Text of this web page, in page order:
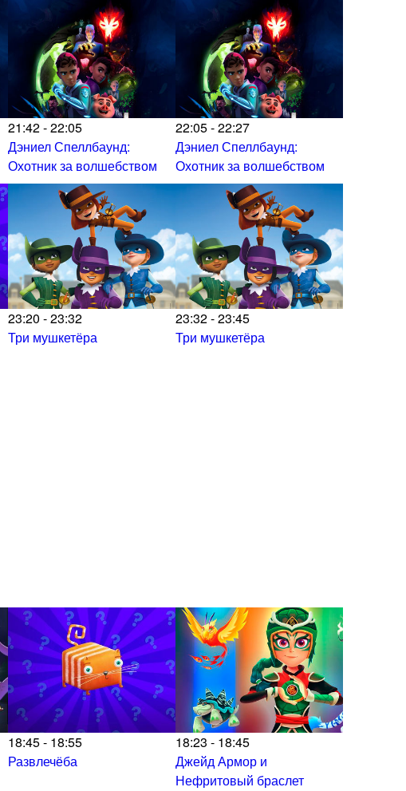
21:42 - 22:05
Дэниел Спеллбаунд:
Охотник за волшебством
22:05 - 22:27
Дэниел Спеллбаунд:
Охотник за волшебством
23:20 - 23:32
Три мушкетёра
23:32 - 23:45
Три мушкетёра
18:45 - 18:55
Развлечёба
18:23 - 18:45
Джейд Армор и
Нефритовый браслет